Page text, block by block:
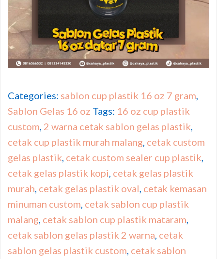
Categories: sablon cup plastik 16 oz 7 gram,
Sablon Gelas 16 oz Tags: 16 oz cup plastik
custom, 2 warna cetak sablon gelas plastik,
cetak cup plastik murah malang, cetak custom
gelas plastik, cetak custom sealer cup plastik,
cetak gelas plastik kopi, cetak gelas plastik
murah, cetak gelas plastik oval, cetak kemasan
minuman custom, cetak sablon cup plastik
malang, cetak sablon cup plastik mataram,
cetak sablon gelas plastik 2 warna, cetak
sablon gelas plastik custom, cetak sablon